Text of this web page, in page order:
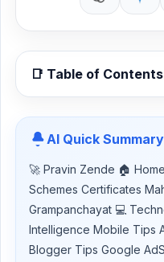
📑 Table of Contents
AI Quick Summary
🚀 Pravin Zende 🏠
Schemes Certificates
Grampanchayat 💻
Intelligence Mobile Tips
Blogger Tips Google